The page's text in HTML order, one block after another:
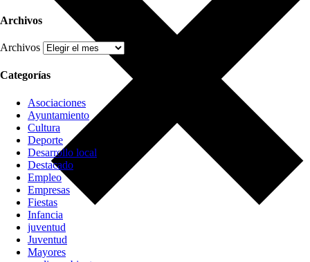
Archivos
Archivos
Categorías
Asociaciones
Ayuntamiento
Cultura
Deporte
Desarrollo local
Destacado
Empleo
Empresas
Fiestas
Infancia
juventud
Juventud
Mayores